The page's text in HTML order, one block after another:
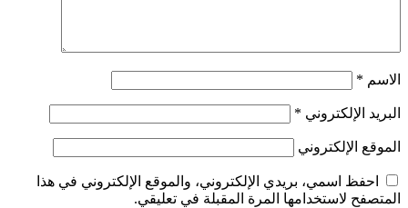
الاسم *
البريد الإلكتروني *
الموقع الإلكتروني
احفظ اسمي، بريدي الإلكتروني، والموقع الإلكتروني في هذا
المتصفح لاستخدامها المرة المقبلة في تعليقي.